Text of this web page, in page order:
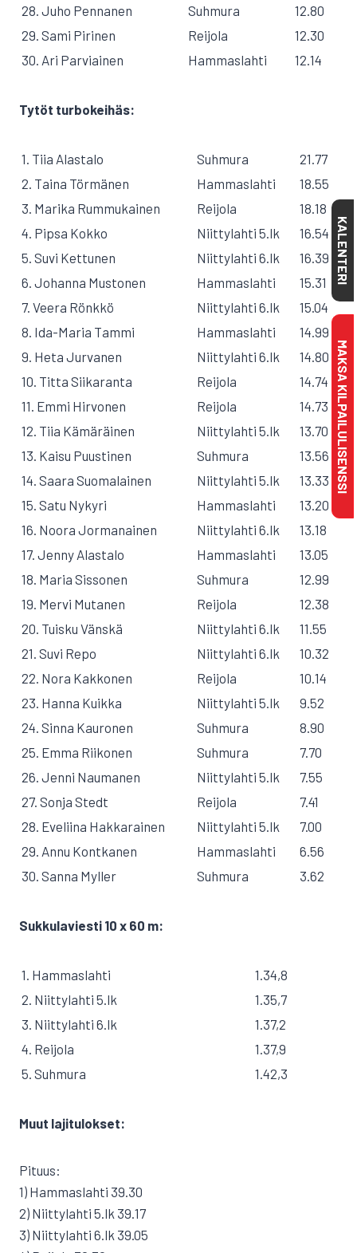
28. Juho Pennanen
Suhmura
12.80
29. Sami Pirinen
Reijola
12.30
30. Ari Parviainen
Hammaslahti 12.14
Tytöt turbokeihäs:
1. Tiia Alastalo Suhmura
21.77
2. Taina Törmänen
Hammaslahti
18.55
3. Marika Rummukainen
Reijola
18.18
4. Pipsa Kokko
Niittylahti 5.lk
16.54
5. Suvi Kettunen
Niittylahti 6.lk
16.39
6. Johanna Mustonen
Hammaslahti
15.31
7. Veera Rönkkö
Niittylahti 6.lk
15.04
8. Ida-Maria Tammi
Hammaslahti
14.99
9. Heta Jurvanen
Niittylahti 6.lk
14.80
10. Titta Siikaranta
Reijola
14.74
11. Emmi Hirvonen
Reijola
14.73
12. Tiia Kämäräinen
Niittylahti 5.lk
13.70
13. Kaisu Puustinen
Suhmura
13.56
14. Saara Suomalainen
Niittylahti 5.lk
13.33
15. Satu Nykyri
Hammaslahti
13.20
16. Noora Jormanainen
Niittylahti 6.lk
13.18
17. Jenny Alastalo
Hammaslahti
13.05
18. Maria Sissonen
Suhmura
12.99
19. Mervi Mutanen
Reijola
12.38
20. Tuisku Vänskä
Niittylahti 6.lk
11.55
21. Suvi Repo
Niittylahti 6.lk
10.32
22. Nora Kakkonen
Reijola
10.14
23. Hanna Kuikka
Niittylahti 5.lk
9.52
24. Sinna Kauronen
Suhmura
8.90
25. Emma Riikonen
Suhmura
7.70
26. Jenni Naumanen
Niittylahti 5.lk
7.55
27. Sonja Stedt
Reijola
7.41
28. Eveliina Hakkarainen
Niittylahti 5.lk
7.00
29. Annu Kontkanen
Hammaslahti
6.56
30. Sanna Myller
Suhmura 3.62
Sukkulaviesti 10 x 60 m:
1. Hammaslahti
1.34,8
2. Niittylahti 5.lk
1.35,7
3. Niittylahti 6.lk
1.37,2
4. Reijola
1.37,9
5. Suhmura
1.42,3
Muut lajitulokset:
Pituus:
1) Hammaslahti 39.30
2) Niittylahti 5.lk 39.17
3) Niittylahti 6.lk 39.05
KALENTERI
MAKSA KILPAILULISENSSI